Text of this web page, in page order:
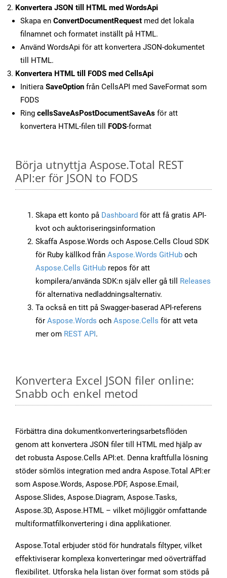
Konvertera JSON till HTML med WordsApi
Skapa en ConvertDocumentRequest med det lokala
filnamnet och formatet inställt på HTML.
Använd WordsApi för att konvertera JSON-dokumentet
till HTML.
Konvertera HTML till FODS med CellsApi
Initiera SaveOption från CellsAPI med SaveFormat som
FODS
Ring cellsSaveAsPostDocumentSaveAs för att
konvertera HTML-filen till FODS-format
Börja utnyttja Aspose.Total REST
API:er för JSON to FODS
Skapa ett konto på Dashboard för att få gratis API-
kvot och auktoriseringsinformation
Skaffa Aspose.Words och Aspose.Cells Cloud SDK
för Ruby källkod från Aspose.Words GitHub och
Aspose.Cells GitHub repos för att
kompilera/använda SDK:n själv eller gå till Releases
för alternativa nedladdningsalternativ.
Ta också en titt på Swagger-baserad API-referens
för Aspose.Words och Aspose.Cells för att veta
mer om REST API.
Konvertera Excel JSON filer online:
Snabb och enkel metod
Förbättra dina dokumentkonverteringsarbetsflöden
genom att konvertera JSON filer till HTML med hjälp av
det robusta Aspose.Cells API:et. Denna kraftfulla lösning
stöder sömlös integration med andra Aspose.Total API:er
som Aspose.Words, Aspose.PDF, Aspose.Email,
Aspose.Slides, Aspose.Diagram, Aspose.Tasks,
Aspose.3D, Aspose.HTML – vilket möjliggör omfattande
multiformatfilkonvertering i dina applikationer.
Aspose.Total erbjuder stöd för hundratals filtyper, vilket
effektiviserar komplexa konverteringar med oöverträffad
flexibilitet. Utforska hela listan över format som stöds på